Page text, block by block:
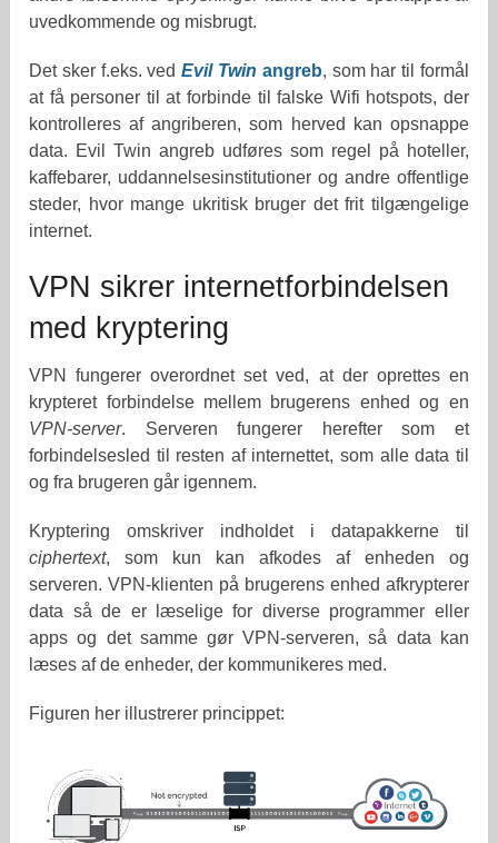
uvedkommende og misbrugt.
Det sker f.eks. vedEvil Twin angreb, som har til formål
at få personer til at forbinde til falske Wifi hotspots, der
kontrolleres af angriberen, som herved kan opsnappe
data. Evil Twin angreb udføres som regel på hoteller,
kaffebarer, uddannelsesinstitutioner og andre offentlige
steder, hvor mange ukritisk bruger det frit tilgængelige
internet.
VPN sikrer internetforbindelsen
med kryptering
VPN fungerer overordnet set ved, at der oprettes en
krypteret forbindelse mellem brugerens enhed og en
VPN-server. Serveren fungerer herefter som et
forbindelsesled til resten af internettet, som alle data til
og fra brugeren går igennem.
Kryptering omskriver indholdet i datapakkerne til
ciphertext, som kun kan afkodes af enheden og
serveren. VPN-klienten på brugerens enhed afkrypterer
data så de er læselige for diverse programmer eller
apps og det samme gør VPN-serveren, så data kan
læses af de enheder, der kommunikeres med.
Figuren her illustrerer princippet: